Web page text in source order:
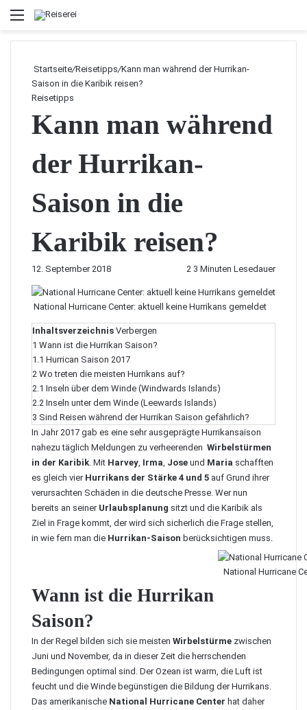
Menü
Startseite/Reisetipps/Kann man während der Hurrikan-
Saison in die Karibik reisen?
Reisetipps
Kann man während
der Hurrikan-
Saison in die
Karibik reisen?
12. September 2018 2 3 Minuten Lesedauer
National Hurricane Center: aktuell keine Hurrikans gemeldet
Inhaltsverzeichnis Verbergen
1 Wann ist die Hurrikan Saison?
1.1 Hurrican Saison 2017
2 Wo treten die meisten Hurrikans auf?
2.1 Inseln über dem Winde (Windwards Islands)
2.2 Inseln unter dem Winde (Leewards Islands)
3 Sind Reisen während der Hurrikan Saison gefährlich?
In Jahr 2017 gab es eine sehr ausgeprägte Hurrikansaison
nahezu täglich Meldungen zu verheerenden Wirbelstürmen
in der Karibik. Mit Harvey, Irma, Jose und Maria schafften
es gleich vier Hurrikans der Stärke 4 und 5 auf Grund ihrer
verursachten Schäden in die deutsche Presse. Wer nun
bereits an seiner Urlaubsplanung sitzt und die Karibik als
Ziel in Frage kommt, der wird sich sicherlich die Frage stellen,
in wie fern man die Hurrikan-Saison berücksichtigen muss.
National Hurricane
Wann ist die Hurrikan
Saison?
In der Regel bilden sich sie meisten Wirbelstürme zwischen
Juni und November, da in dieser Zeit die herrschenden
Bedingungen optimal sind. Der Ozean ist warm, die Luft ist
feucht und die Winde begünstigen die Bildung der Hurrikans.
Das amerikanische National Hurricane Center hat daher